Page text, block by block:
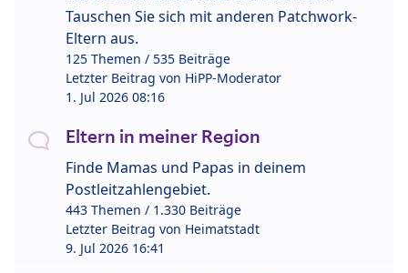
Tauschen Sie sich mit anderen Patchwork-
Eltern aus.
125 Themen / 535 Beiträge
Letzter Beitrag von HiPP-Moderator
1. Jul 2026 08:16
Eltern in meiner Region
Finde Mamas und Papas in deinem
Postleitzahlengebiet.
443 Themen / 1.330 Beiträge
Letzter Beitrag von Heimatstadt
9. Jul 2026 16:41